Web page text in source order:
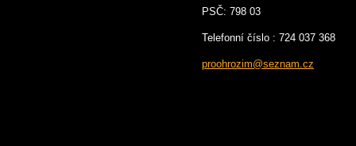
PSČ: 798 03
Telefonní číslo : 724 037 368
proohrozim@seznam.cz